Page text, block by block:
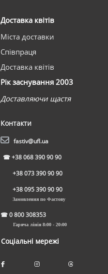
Доставка квітів
Міста доставки
Співпраця
Доставка квітів
Рік заснування 2003
Доставляючи щастя
Контакти
fastiv@ufl.ua
☎+38 068 390 90 90
+38 073 390 90 90
+38 095 390 90 90
Замовлення по Фастову
☎0 800 308353
Гаряча лінія 8:00 - 20:00
Соціальні мережі